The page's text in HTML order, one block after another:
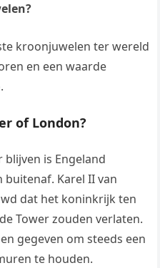
kroonjuwelen ter wereld
en een waarde
of London?
blijven is Engeland
buitenaf. Karel II van
dat het koninkrijk ten
Tower zouden verlaten.
gegeven om steeds een
te houden.